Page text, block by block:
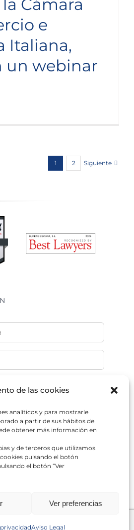
de las cookies
analíticos y para mostrarle
a partir de sus hábitos de
obtener más información en
y de terceros que utilizamos
pulsando el botón
el botón “Ver
Ver preferencias
Aviso Legal
Cámara
e
Italiana,
un webinar
1 2 Siguiente
de Privacidad